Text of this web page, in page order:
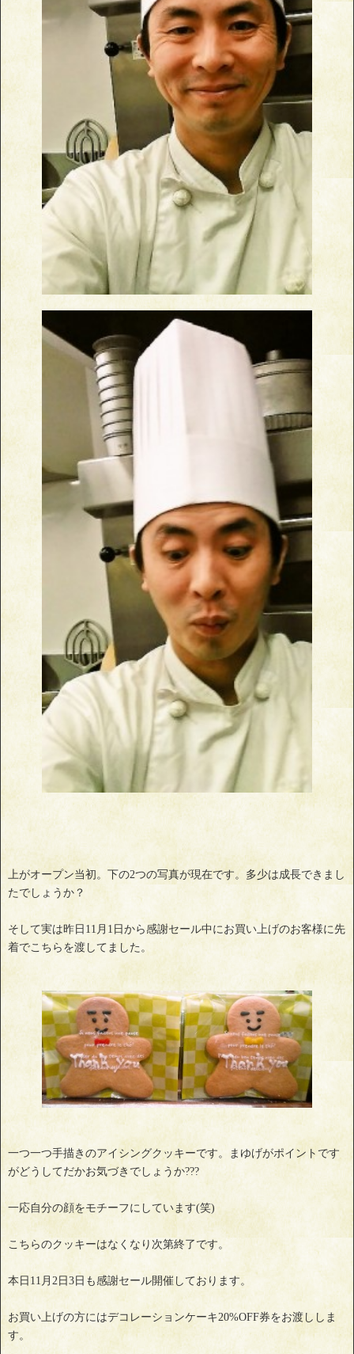
上がオープン当初。下の2つの写真が現在です。多少は成長できまし
たでしょうか？
そして実は昨日11月1日から感謝セール中にお買い上げのお客様に先
着でこちらを渡してました。
一つ一つ手描きのアイシングクッキーです。まゆげがポイントです
がどうしてだかお気づきでしょうか???
一応自分の顔をモチーフにしています(笑)
こちらのクッキーはなくなり次第終了です。
本日11月2日3日も感謝セール開催しております。
お買い上げの方にはデコレーションケーキ20%OFF券をお渡ししま
す。